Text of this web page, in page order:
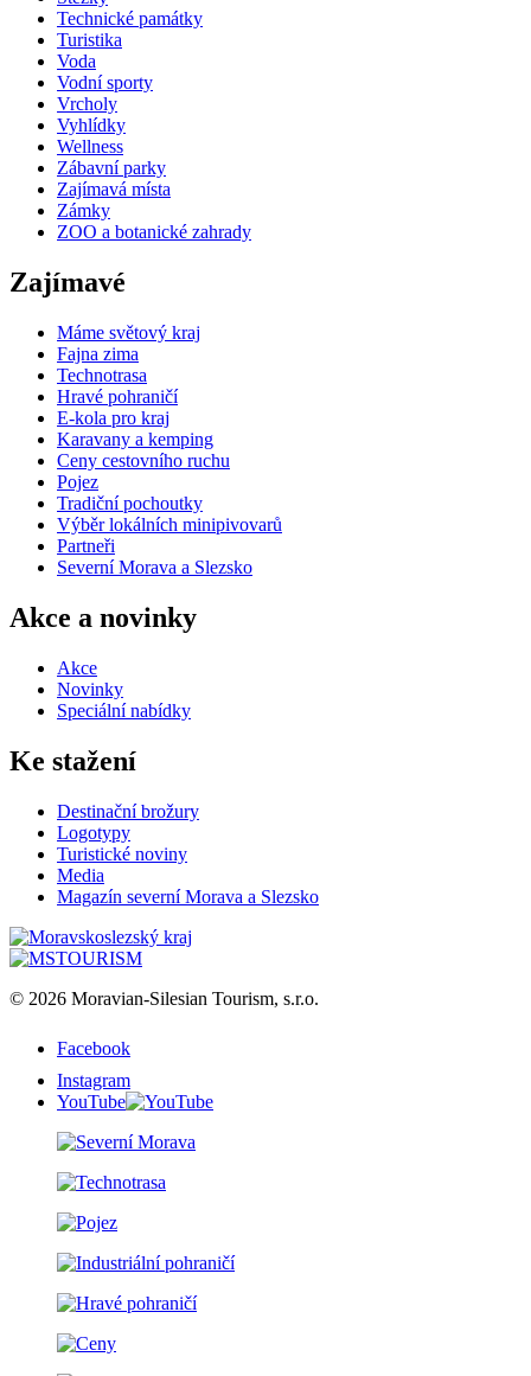
Technické památky
Turistika
Voda
Vodní sporty
Vrcholy
Vyhlídky
Wellness
Zábavní parky
Zajímavá místa
Zámky
ZOO a botanické zahrady
Zajímavé
Máme světový kraj
Fajna zima
Technotrasa
Hravé pohraničí
E-kola pro kraj
Karavany a kemping
Ceny cestovního ruchu
Pojez
Tradiční pochoutky
Výběr lokálních minipivovarů
Partneři
Severní Morava a Slezsko
Akce a novinky
Akce
Novinky
Speciální nabídky
Ke stažení
Destinační brožury
Logotypy
Turistické noviny
Media
Magazín severní Morava a Slezsko
© 2026 Moravian-Silesian Tourism, s.r.o.
Facebook
Instagram
YouTube